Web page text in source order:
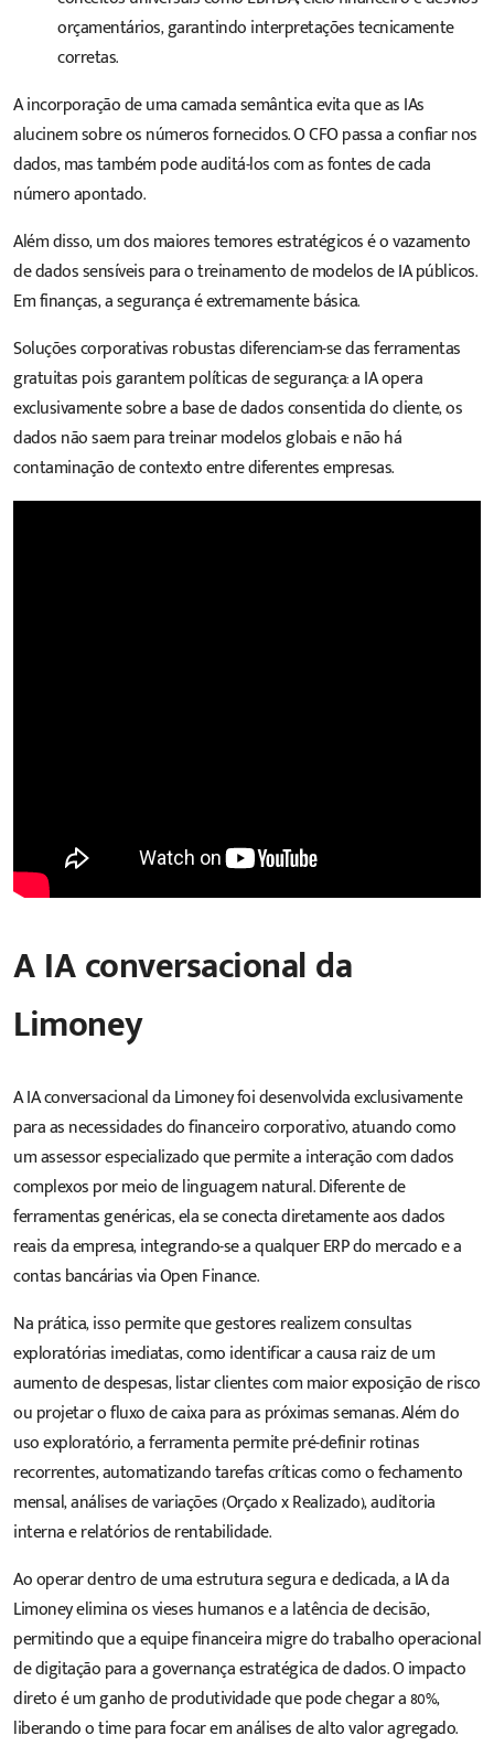
orçamentários, garantindo interpretações tecnicamente
corretas.
A incorporação de uma camada semântica evita que as IAs
alucinem sobre os números fornecidos. O CFO passa a confiar nos
dados, mas também pode auditá-los com as fontes de cada
número apontado.
Além disso, um dos maiores temores estratégicos é o vazamento
de dados sensíveis para o treinamento de modelos de IA públicos.
Em finanças, a segurança é extremamente básica.
Soluções corporativas robustas diferenciam-se das ferramentas
gratuitas pois garantem políticas de segurança: a IA opera
exclusivamente sobre a base de dados consentida do cliente, os
dados não saem para treinar modelos globais e não há
contaminação de contexto entre diferentes empresas.
A IA conversacional da
Limoney
A IA conversacional da Limoney foi desenvolvida exclusivamente
para as necessidades do financeiro corporativo, atuando como
um assessor especializado que permite a interação com dados
complexos por meio de linguagem natural. Diferente de
ferramentas genéricas, ela se conecta diretamente aos dados
reais da empresa, integrando-se a qualquer ERP do mercado e a
contas bancárias via Open Finance.
Na prática, isso permite que gestores realizem consultas
exploratórias imediatas, como identificar a causa raiz de um
aumento de despesas, listar clientes com maior exposição de risco
ou projetar o fluxo de caixa para as próximas semanas. Além do
uso exploratório, a ferramenta permite pré-definir rotinas
recorrentes, automatizando tarefas críticas como o fechamento
mensal, análises de variações (Orçado x Realizado), auditoria
interna e relatórios de rentabilidade.
Ao operar dentro de uma estrutura segura e dedicada, a IA da
Limoney elimina os vieses humanos e a latência de decisão,
permitindo que a equipe financeira migre do trabalho operacional
de digitação para a governança estratégica de dados. O impacto
direto é um ganho de produtividade que pode chegar a 80%,
liberando o time para focar em análises de alto valor agregado.